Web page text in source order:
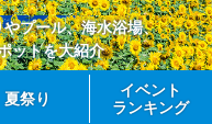
プール、海水浴場、
ットを大紹介
夏祭り
イベント
ランキング